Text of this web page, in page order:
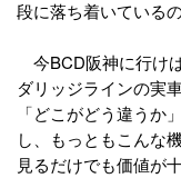
段に落ち着いている
今BCD阪神に行け
ダリッジラインの実
「どこがどう違うか
し、もっともこんな
見るだけでも価値が